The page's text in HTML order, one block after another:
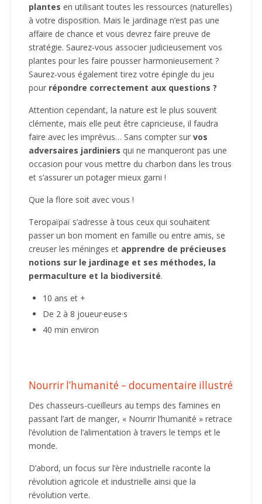
plantes en utilisant toutes les ressources (naturelles)
à votre disposition. Mais le jardinage n’est pas une
affaire de chance et vous devrez faire preuve de
stratégie. Saurez-vous associer judicieusement vos
plantes pour les faire pousser harmonieusement ?
Saurez-vous également tirez votre épingle du jeu
pour répondre correctement aux questions ?
Attention cependant, la nature est le plus souvent
clémente, mais elle peut être capricieuse, il faudra
faire avec les imprévus… Sans compter sur vos
adversaires jardiniers qui ne manqueront pas une
occasion pour vous mettre du charbon dans les trous
et s’assurer un potager mieux garni !
Que la flore soit avec vous !
Teropaïpaï s’adresse à tous ceux qui souhaitent
passer un bon moment en famille ou entre amis, se
creuser les méninges et apprendre de précieuses
notions sur le jardinage et ses méthodes, la
permaculture et la biodiversité.
10 ans et +
De 2 à 8 joueur·euse·s
40 min environ
Nourrir l’humanité – documentaire illustré
Des chasseurs-cueilleurs au temps des famines en
passant l’art de manger, « Nourrir l’humanité » retrace
l’évolution de l’alimentation à travers le temps et le
monde.
D’abord, un focus sur l’ère industrielle raconte la
révolution agricole et industrielle ainsi que la
révolution verte.